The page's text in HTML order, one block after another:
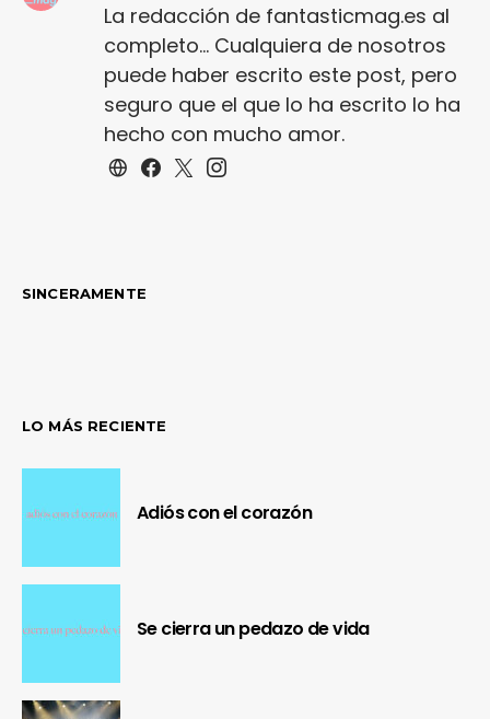
La redacción de fantasticmag.es al
completo... Cualquiera de nosotros
puede haber escrito este post, pero
seguro que el que lo ha escrito lo ha
hecho con mucho amor.
SINCERAMENTE
LO MÁS RECIENTE
Adiós con el corazón
Se cierra un pedazo de vida